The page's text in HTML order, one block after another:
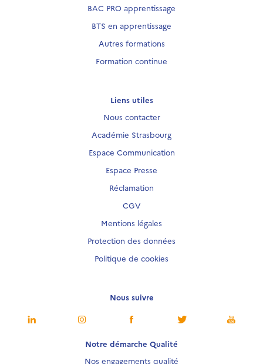
BAC PRO apprentissage
BTS en apprentissage
Autres formations
Formation continue
Liens utiles
Nous contacter
Académie Strasbourg
Espace Communication
Espace Presse
Réclamation
CGV
Mentions légales
Protection des données
Politique de cookies
Nous suivre
Notre démarche Qualité
Nos engagements qualité